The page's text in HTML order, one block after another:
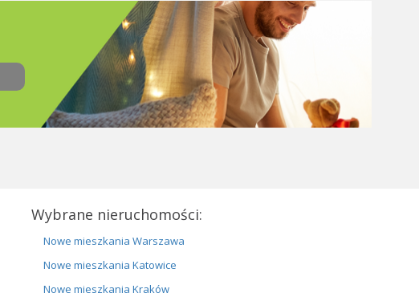
Wybrane nieruchomości:
Nowe mieszkania Warszawa
Nowe mieszkania Katowice
Nowe mieszkania Kraków